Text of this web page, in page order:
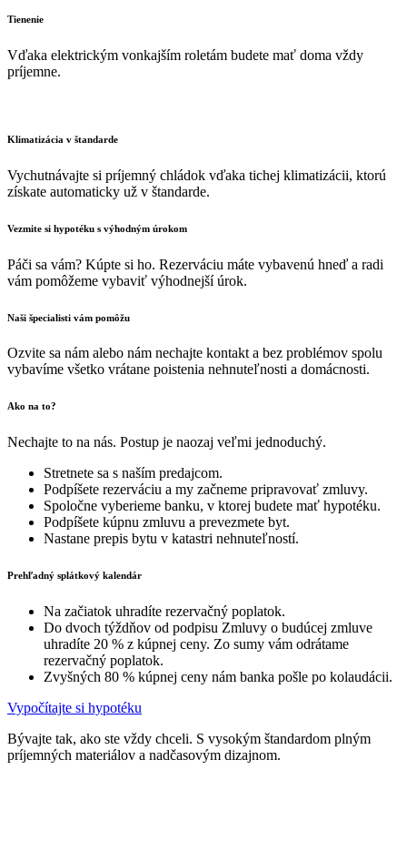
Tienenie
Vďaka elektrickým vonkajším roletám budete mať doma vždy
príjemne.
Klimatizácia v štandarde
Vychutnávajte si príjemný chládok vďaka tichej klimatizácii, ktorú
získate automaticky už v štandarde.
Vezmite si hypotéku s výhodným úrokom
Páči sa vám? Kúpte si ho. Rezerváciu máte vybavenú hneď a radi
vám pomôžeme vybaviť výhodnejší úrok.
Naši špecialisti vám pomôžu
Ozvite sa nám alebo nám nechajte kontakt a bez problémov spolu
vybavíme všetko vrátane poistenia nehnuteľnosti a domácnosti.
Ako na to?
Nechajte to na nás. Postup je naozaj veľmi jednoduchý.
Stretnete sa s naším predajcom.
Podpíšete rezerváciu a my začneme pripravovať zmluvy.
Spoločne vyberieme banku, v ktorej budete mať hypotéku.
Podpíšete kúpnu zmluvu a prevezmete byt.
Nastane prepis bytu v katastri nehnuteľností.
Prehľadný splátkový kalendár
Na začiatok uhradíte rezervačný poplatok.
Do dvoch týždňov od podpisu Zmluvy o budúcej zmluve
uhradíte 20 % z kúpnej ceny. Zo sumy vám odrátame
rezervačný poplatok.
Zvyšných 80 % kúpnej ceny nám banka pošle po kolaudácii.
Vypočítajte si hypotéku
Bývajte tak, ako ste vždy chceli. S vysokým štandardom plným
príjemných materiálov a nadčasovým dizajnom.